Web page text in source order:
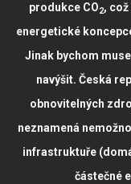
produkce CO2,
energetické
Jinak bychom
navýšit. Česká
obnovitelných
neznamená
infrastruktuře
částečné